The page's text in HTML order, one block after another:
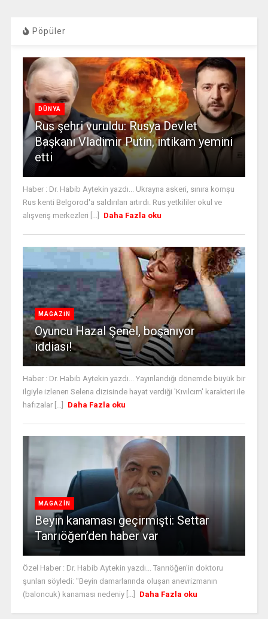
Pöpüler
DÜNYA
Rus şehri vuruldu: Rusya Devlet
Başkanı Vladimir Putin, intikam yemini
etti
Haber : Dr. Habib Aytekin yazdı... Ukrayna askeri, sınıra komşu
Rus kenti Belgorod'a saldırıları artırdı. Rus yetkililer okul ve
alışveriş merkezleri [...]
Daha Fazla oku
MAGAZİN
Oyuncu Hazal Şenel, boşanıyor
iddiası!
Haber : Dr. Habib Aytekin yazdı... Yayınlandığı dönemde büyük bir
ilgiyle izlenen Selena dizisinde hayat verdiği 'Kıvılcım' karakteri ile
hafızalar [...]
Daha Fazla oku
MAGAZİN
Beyin kanaması geçirmişti: Settar
Tanrıöğen’den haber var
Özel Haber : Dr. Habib Aytekin yazdı... Tanrıöğen'in doktoru
şunları söyledi: "Beyin damarlarında oluşan anevrizmanın
(baloncuk) kanaması nedeniy [...]
Daha Fazla oku